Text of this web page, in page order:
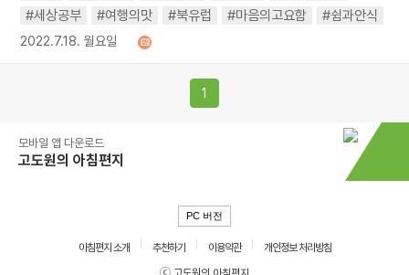
#세상공부
#여행의맛 #북유럽 #마음의고요함 #쉼과안식
2022.7.18. 월요일
1
모바일 앱 다운로드
고도원의 아침편지
PC 버전
아침편지 소개 추천하기 이용약관
개인정보 처리방침